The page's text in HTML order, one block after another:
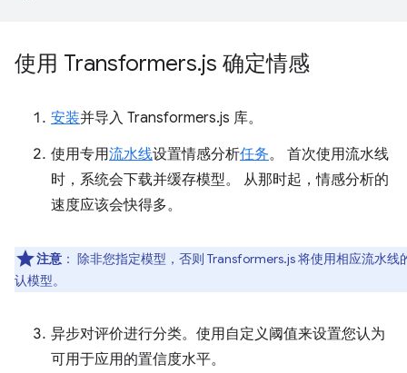
使用 Transformers.js 确定情感
安装并导入 Transformers.js 库。
使用专用流水线设置情感分析任务。 首次使用流水线
时，系统会下载并缓存模型。 从那时起，情感分析的
速度应该会快得多。
注意 ： 除非您指定模型，否则 Transformers.js 将使用相应流水线
认模型。
异步对评价进行分类。使用自定义阈值来设置您认为
可用于应用的置信度水平。